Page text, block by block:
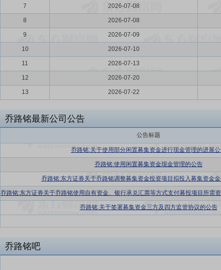
7 2026-07-08
8 2026-07-08
9 2026-07-09
10 2026-07-10
11 2026-07-13
12 2026-07-20
13 2026-07-22
乔路铭最新公司公告
公告标题
乔路铭:关于使用部分闲置募集资金进行现金管理的进展
乔路铭:使用闲置募集资金现金管理的公告
乔路铭:东方证券关于乔路铭调整募集资金投资项目拟投入募集资金
乔路铭:关于签署募集资金三方及四方监管协议的公告
乔路铭吧